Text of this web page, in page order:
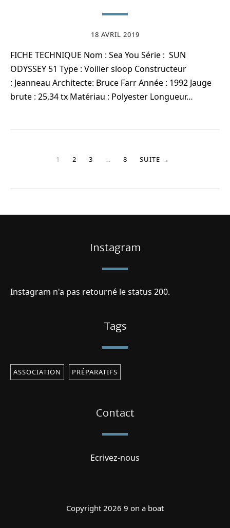
18 AVRIL 2019
FICHE TECHNIQUE Nom : Sea You Série : SUN
ODYSSEY 51 Type : Voilier sloop Constructeur
: Jeanneau Architecte: Bruce Farr Année : 1992 Jauge
brute : 25,34 tx Matériau : Polyester Longueur…
1 2 3 … 8 SUITE →
Instagram
Instagram n'a pas retourné le status 200.
Tags
ASSOCIATION PRÉPARATIFS
Contact
Ecrivez-nous
Copyright 2026 9 on a boat